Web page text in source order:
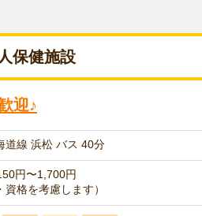
保健施設
迎♪
道線 浜松 バス 40分
円〜1,700円
資格を考慮します）